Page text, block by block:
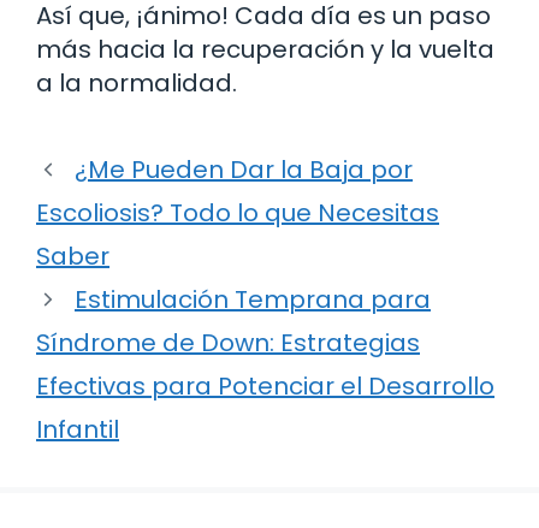
Así que, ¡ánimo! Cada día es un paso
más hacia la recuperación y la vuelta
a la normalidad.
¿Me Pueden Dar la Baja por
Escoliosis? Todo lo que Necesitas
Saber
Estimulación Temprana para
Síndrome de Down: Estrategias
Efectivas para Potenciar el Desarrollo
Infantil